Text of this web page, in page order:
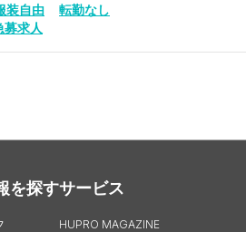
装自由
転勤なし
募求人
を探すサービス
HUPRO MAGAZINE